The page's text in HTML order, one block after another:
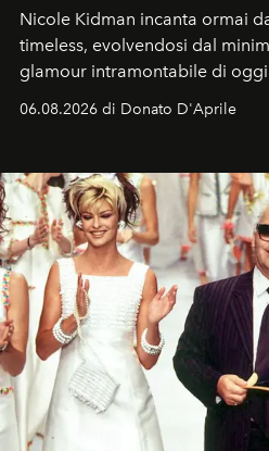
Nicole Kidman incanta ormai
timeless, evolvendosi dal
glamour intramontabile di
Italia la sua style evolution.
06.08.2026 di Donato D'Aprile